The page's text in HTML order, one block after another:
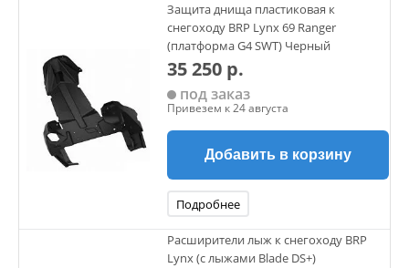
Защита днища пластиковая к
снегоходу BRP Lynx 69 Ranger
(платформа G4 SWT) Черный
35 250 р.
под заказ
Привезем к 24 августа
Добавить в корзину
Подробнее
Расширители лыж к снегоходу BRP
Lynx (с лыжами Blade DS+)